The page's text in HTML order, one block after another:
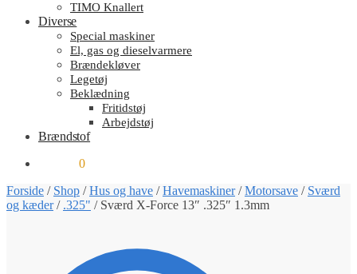
TIMO Knallert
Diverse
Special maskiner
El, gas og dieselvarmere
Brændekløver
Legetøj
Beklædning
Fritidstøj
Arbejdstøj
Brændstof
0
Forside / Shop /Hus og have /Havemaskiner/Motorsave / Sværd
og kæder/ .325" / Sværd X-Force 13″ .325″ 1.3mm